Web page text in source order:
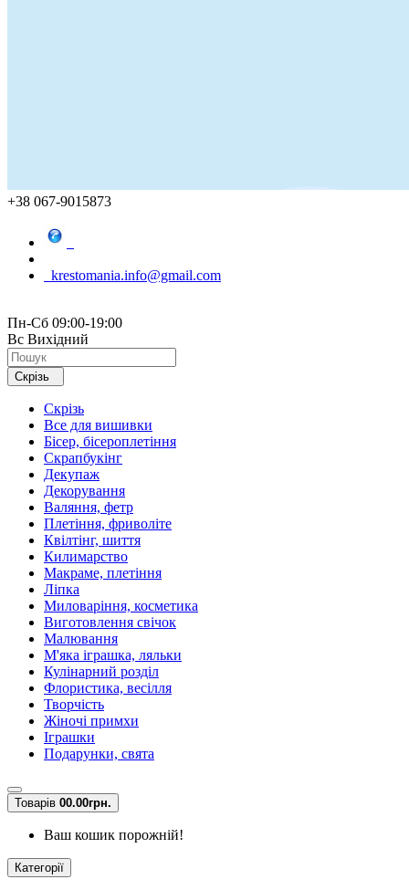
+38 067-9015873
krestomania.info@gmail.com
Пн-Сб 09:00-19:00
Вс Вихідний
Скрізь
Скрізь
Все для вишивки
Бісер, бісероплетіння
Скрапбукінг
Декупаж
Декорування
Валяння, фетр
Плетіння, фриволіте
Квілтінг, шиття
Килимарство
Макраме, плетіння
Ліпка
Миловаріння, косметика
Виготовлення свічок
Малювання
М'яка іграшка, ляльки
Кулінарний розділ
Флористика, весілля
Творчість
Жіночі примхи
Іграшки
Подарунки, свята
Товарів 00.00грн.
Ваш кошик порожній!
Категорії